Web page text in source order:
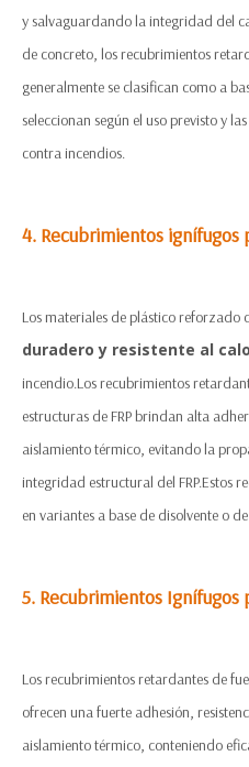
y salvaguardando la integridad del
de concreto, los recubrimientos
generalmente se clasifican como a
seleccionan según el uso previsto y
contra incendios.
4. Recubrimientos ignífugos
Los materiales de plástico reforzado
duradero y resistente al
incendio.Los recubrimientos
estructuras de FRP brindan alta
aislamiento térmico, evitando la
integridad estructural del FRP.Estos
en variantes a base de disolvente o
5. Recubrimientos
Los recubrimientos retardantes de
ofrecen una fuerte adhesión,
aislamiento térmico, conteniendo